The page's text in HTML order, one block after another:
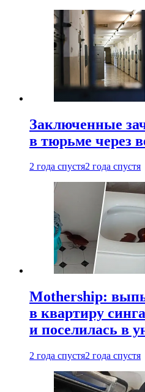
Заключенные
в тюрьме через
2 года спустя2 года спустя
Mothership:
в квартиру
и поселилась в
2 года спустя2 года спустя